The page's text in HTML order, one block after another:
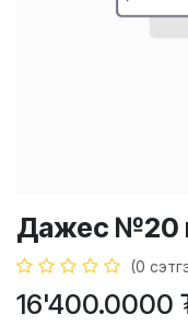
Дажес №20
(0
16'400.0000